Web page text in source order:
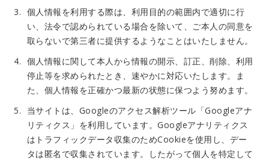
個人情報を利用する際は、利用目的の範囲内で適切に行
い、法令で認められている場合を除いて、ご本人の同意を
取らないで第三者に提供するようなことはいたしません。
個人情報に関して本人から情報の開示、訂正、削除、利用
停止等を求められたとき、速やかに対応いたします。ま
た、個人情報を正確かつ最新の状態に保つよう努めます。
当サイトは、Googleのアクセス解析ツール「Googleアナ
リティクス」を利用しています。Googleアナリティクス
はトラフィックデータ収集のためCookieを使用し、デー
タは匿名で収集されています。したがって個人を特定して